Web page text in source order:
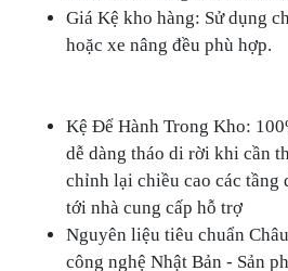
Giá Kệ kho hàng: Sử dụng
hoặc xe nâng đều phù hợp.
Kệ Để Hành Trong Kho:
dễ dàng tháo di rời khi cần
chỉnh lại chiều cao các tầng
tới nhà cung cấp hỗ trợ
Nguyên liệu tiêu chuẩn
công nghệ Nhật Bản - Sản